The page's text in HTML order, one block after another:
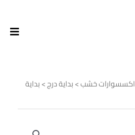
اكسسوارات خشب>بداية درج> بداية